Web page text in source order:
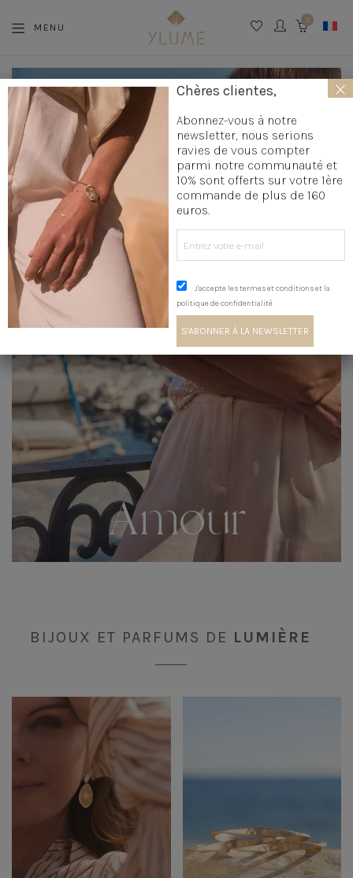
MENU
0
Créateur
bijoux
fantaisie
haut
de
gamme
Amour
BIJOUX ET PARFUMS DE LUMIÈRE
Chères clientes,
Abonnez-vous à notre
newsletter, nous serions
ravies de vous compter
parmi notre communauté et
10% sont offerts sur votre 1ère
commande de plus de 160
euros.
J'accepte les termes et conditions et la
politique de confidentialité
×